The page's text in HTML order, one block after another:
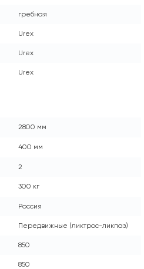
гребная
Urex
Urex
Urex
2800 мм
400 мм
2
300 кг
Россия
Передвижные (ликтрос-ликпаз)
850
850